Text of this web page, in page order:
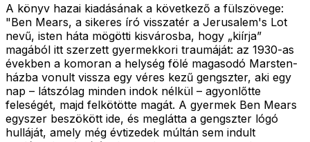
A könyv hazai kiadásának a következő a fülszövege:
"Ben Mears, a sikeres író visszatér a Jerusalem's Lot
nevű, isten háta mögötti kisvárosba, hogy „kiírja”
magából itt szerzett gyermekkori traumáját: az 1930-as
években a komoran a helység fölé magasodó Marsten-
házba vonult vissza egy véres kezű gengszter, aki egy
nap – látszólag minden indok nélkül – agyonlőtte
feleségét, majd felkötötte magát. A gyermek Ben Mears
egyszer beszökött ide, és meglátta a gengszter lógó
hulláját, amely még évtizedek múltán sem indult